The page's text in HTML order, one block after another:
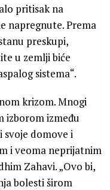
pritisak na
napregnute. Prema
preskupi,
u zemlji biće
sistema“.
krizom. Mnogi
izborom između
svoje domove i
i veoma neprijatnim
Zahavi. „Ovo bi,
bolesti širom